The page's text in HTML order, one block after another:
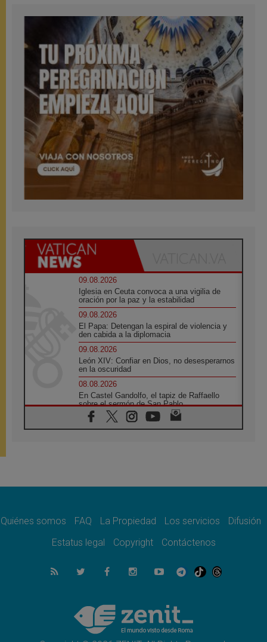
09.08.2026
Iglesia en Ceuta convoca a una vigilia de
oración por la paz y la estabilidad
09.08.2026
El Papa: Detengan la espiral de violencia y
den cabida a la diplomacia
09.08.2026
León XIV: Confiar en Dios, no desesperarnos
en la oscuridad
08.08.2026
En Castel Gandolfo, el tapiz de Raffaello
sobre el sermón de San Pablo
08.08.2026
En Colombia, «la paz no se compra con una
08.08.2026
08.08.2026
del Buen Consejo de Genazzano
Filipinas: el Vicariato Apostólico de Calapán
se convierte en diócesis
Honduras: Los desplazados invisibles de una
crisis olvidada
Quiénes somos FAQ La Propiedad Los servicios
Difusión
Estatus legal
Copyright Contáctenos